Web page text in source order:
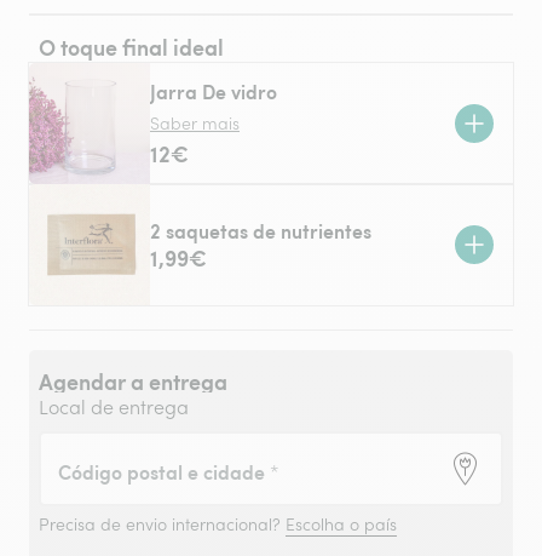
O toque final ideal
Jarra De vidro
Saber mais
12€
2 saquetas de nutrientes
1,99€
Agendar a entrega
Local de entrega
Código postal e cidade *
Precisa de envio internacional? Escolha o país